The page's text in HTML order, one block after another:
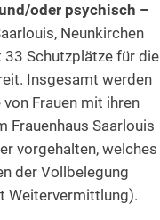
oder psychisch –
Neunkirchen
Schutzplätze für die
Insgesamt werden
Frauen mit ihren
Frauenhaus Saarlouis
vorgehalten, welches
der Vollbelegung
Weitervermittlung).